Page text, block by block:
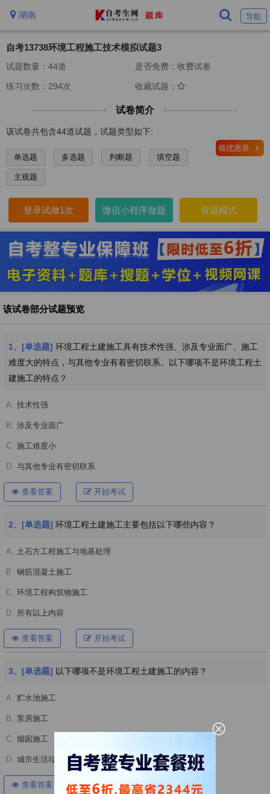
湖南 导航
自考13738环境工程施工技术模拟试题3
试题数量：44道 是否免费：收费试卷
练习次数：294次 收藏试题：
试卷简介
该试卷共包含44道试题，试题类型如下:
领优惠券
单选题
多选题 判断题 填空题
主观题
登录试做1次 微信小程序做题 背题模式
该试卷部分试题预览
1、[单选题] 环境工程土建施工具有技术性强、涉及专业面广、施工
难度大的特点，与其他专业有着密切联系。以下哪项不是环境工程土
建施工的特点？
A. 技术性强
B. 涉及专业面广
C. 施工难度小
D. 与其他专业有密切联系
查看答案 开始考试
2、[单选题] 环境工程土建施工主要包括以下哪些内容？
A. 土石方工程施工与地基处理
B. 钢筋混凝土施工
C. 环境工程构筑物施工
D. 所有以上内容
查看答案 开始考试
3、[单选题] 以下哪项不是环境工程土建施工的内容？
A. 贮水池施工
B. 泵房施工
C. 烟囱施工
D. 城市生活垃圾填埋场施工
查看答案 开始考试